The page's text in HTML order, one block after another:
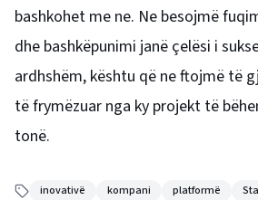
bashkohet me ne. Ne besojmë
dhe bashkëpunimi janë çelësi i
ardhshëm, kështu që ne ftojmë të
të frymëzuar nga ky projekt të
tonë.
inovativë kompani platformë